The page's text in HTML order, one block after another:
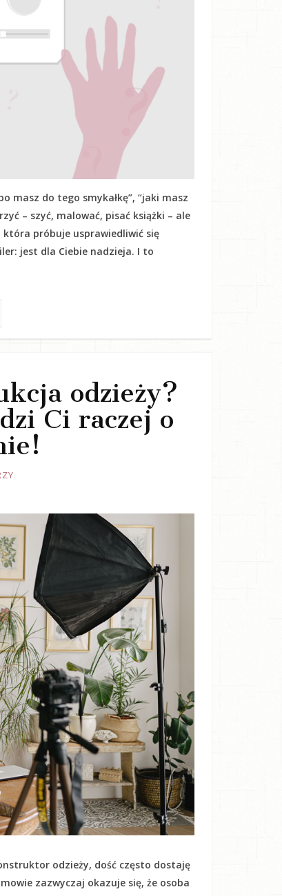
masz do tego smykałkę”, “jaki masz
– szyć, malować, pisać książki – ale
która próbuje usprawiedliwić się
jest dla Ciebie nadzieja. I to
odzieży?
Ci raczej o
odzieży, dość często dostaję
zazwyczaj okazuje się, że osoba